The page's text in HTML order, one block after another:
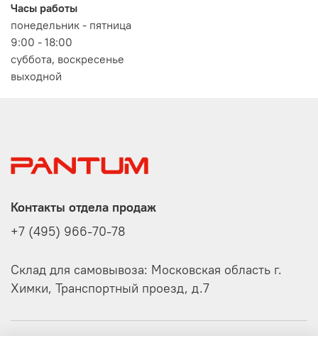
Часы работы
понедельник - пятница
9:00 - 18:00
суббота, воскресенье
выходной
Контакты отдела продаж
+7 (495) 966-70-78
Склад для самовывоза: Московская область г.
Химки, Транспортный проезд, д.7